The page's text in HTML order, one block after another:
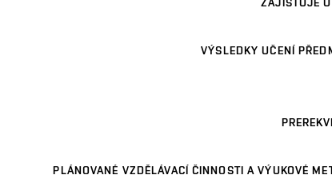
ZAJIŠŤUJE
VÝSLEDKY UČENÍ
PLÁNOVANÉ VZDĚLÁVACÍ ČINNOSTI A VÝUKOVÉ